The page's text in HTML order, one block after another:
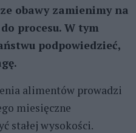
obawy zamienimy na
procesu. W tym
podpowiedzieć,
alimentów prowadzi
miesięczne
stałej wysokości.